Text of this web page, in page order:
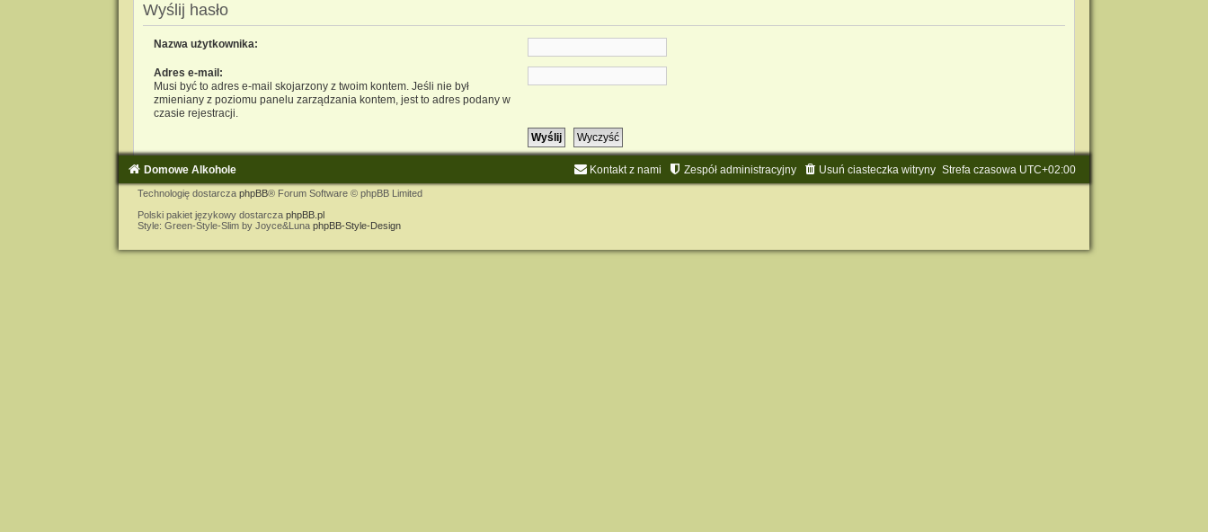
Wyślij hasło
Nazwa użytkownika:
Adres e-mail:
Musi być to adres e-mail skojarzony z twoim kontem. Jeśli nie był
zmieniany z poziomu panelu zarządzania kontem, jest to adres podany w
czasie rejestracji.
Domowe Alkohole Strefa czasowa UTC+02:00
Usuń ciasteczka witryny
Zespół administracyjny
Kontakt z nami
Technologię dostarcza phpBB® Forum Software © phpBB Limited
Polski pakiet językowy dostarcza phpBB.pl
Style: Green-Style-Slim by Joyce&Luna phpBB-Style-Design